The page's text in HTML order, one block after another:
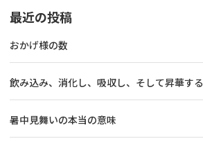
最近の投稿
おかげ様の数
飲み込み、消化し、吸収し、そして昇華する
暑中見舞いの本当の意味